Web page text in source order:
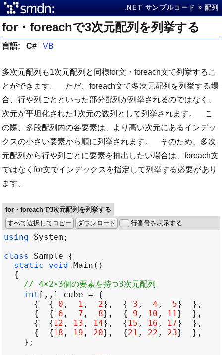
.NET サンプルコード 配列
for・foreachで3次元配列を列挙する
言語: C# VB
多次元配列も1次元配列と同様for文・foreach文で列挙するこ
とができます。 ただ、foreach文で多次元配列を列挙する場
合、行や列ごとといった部分配列が列挙されるのではなく、
次元が平坦化された1次元の数列として列挙されます。 こ
の際、多段配列内の各要素は、より高い次元にあるインデッ
クスの小さい要素から順に列挙されます。 そのため、多次
元配列から行や列ごとに要素を抽出したい場合は、foreach文
ではなくfor文でインデックスを指定して列挙する必要があり
ます。
for・foreachで3次元配列を列挙する
すべて選択してコピー
ダウンロード 行番号を表示する
using System
class
Sample
static
void Main
// 4×2×3個の要素を持つ3次元配列
int [,,] cube =
      {  {
0 , 1 , 2},  { 3 , 4 , 5
      {  {
6 , 7 , 8},  { 9 , 10 , 11
      {  {
12 , 13 , 14},  { 15 , 16 , 17
      {  {
18 , 19 , 20},  {21 , 22 , 23